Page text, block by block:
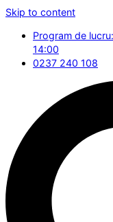
Skip to content
Program de
14:00
0237 240 108